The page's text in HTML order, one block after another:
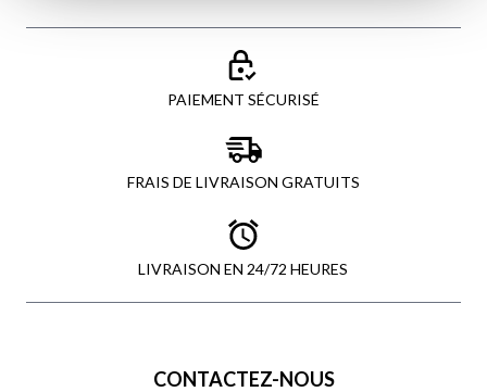
PAIEMENT SÉCURISÉ
FRAIS DE LIVRAISON GRATUITS
LIVRAISON EN 24/72 HEURES
CONTACTEZ-NOUS